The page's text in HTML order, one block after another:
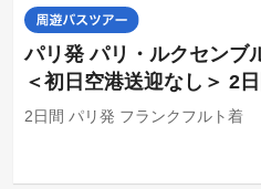
パリ発 パリ・ルクセンブ
＜初日空港送迎なし＞ 2
2日間 パリ発 フランクフルト着